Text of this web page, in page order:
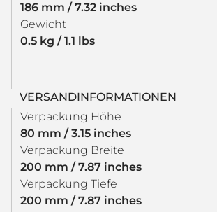
186 mm / 7.32 inches
Gewicht
0.5 kg / 1.1 lbs
VERSANDINFORMATIONEN
Verpackung Höhe
80 mm / 3.15 inches
Verpackung Breite
200 mm / 7.87 inches
Verpackung Tiefe
200 mm / 7.87 inches